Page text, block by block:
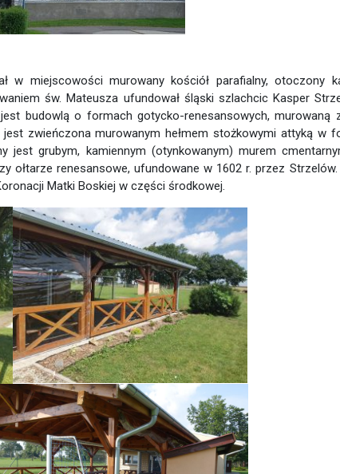
w miejscowości murowany kościół parafialny, otoczony
św. Mateusza ufundował śląski szlachcic Kasper
budowlą o formach gotycko-renesansowych, murowaną
zwieńczona murowanym hełmem stożkowymi attyką w
jest grubym, kamiennym (otynkowanym) murem
ołtarze renesansowe, ufundowane w 1602 r. przez Strzelów.
Matki Boskiej w części środkowej.